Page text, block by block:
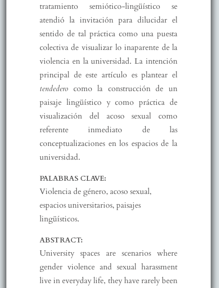
tratamiento semiótico-lingüístico se
atendió la invitación para dilucidar el
sentido de tal práctica como una puesta
colectiva de visualizar lo inaparente de la
violencia en la universidad. La intención
principal de este artículo es plantear el
tendederocomo la construcción de un
paisaje lingüístico y como práctica de
visualización del acoso sexual como
referente inmediato de las
conceptualizaciones en los espacios de la
universidad.
PALABRAS CLAVE:
Violencia de género, acoso sexual,
espacios universitarios, paisajes
lingüísticos.
ABSTRACT:
University spaces are scenarios where
gender violence and sexual harassment
live in everyday life, they have rarely been